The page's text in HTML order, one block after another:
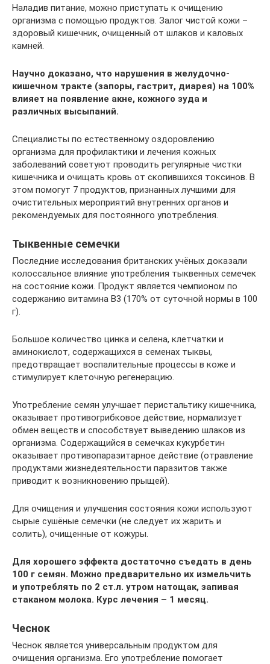
Наладив питание, можно приступать к очищению
организма с помощью продуктов. Залог чистой кожи –
здоровый кишечник, очищенный от шлаков и каловых
камней.
Научно доказано, что нарушения в желудочно-
кишечном тракте (запоры, гастрит, диарея) на 100%
влияет на появление акне, кожного зуда и
различных высыпаний.
Специалисты по естественному оздоровлению
организма для профилактики и лечения кожных
заболеваний советуют проводить регулярные чистки
кишечника и очищать кровь от скопившихся токсинов. В
этом помогут 7 продуктов, признанных лучшими для
очистительных мероприятий внутренних органов и
рекомендуемых для постоянного употребления.
Тыквенные семечки
Последние исследования британских учёных доказали
колоссальное влияние употребления тыквенных семечек
на состояние кожи. Продукт является чемпионом по
содержанию витамина В3 (170% от суточной нормы в 100
г).
Большое количество цинка и селена, клетчатки и
аминокислот, содержащихся в семенах тыквы,
предотвращает воспалительные процессы в коже и
стимулирует клеточную регенерацию.
Употребление семян улучшает перистальтику кишечника,
оказывает противогрибковое действие, нормализует
обмен веществ и способствует выведению шлаков из
организма. Содержащийся в семечках кукурбетин
оказывает противопаразитарное действие (отравление
продуктами жизнедеятельности паразитов также
приводит к возникновению прыщей).
Для очищения и улучшения состояния кожи используют
сырые сушёные семечки (не следует их жарить и
солить), очищенные от кожуры.
Для хорошего эффекта достаточно съедать в день
100 г семян. Можно предварительно их измельчить
и употреблять по 2 ст.л. утром натощак, запивая
стаканом молока. Курс лечения – 1 месяц.
Чеснок
Чеснок является универсальным продуктом для
очищения организма. Его употребление помогает